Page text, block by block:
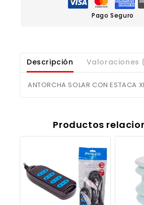
Pago Seguro
Descripción Valoraciones
ANTORCHA SOLAR CON ESTACA
Productos